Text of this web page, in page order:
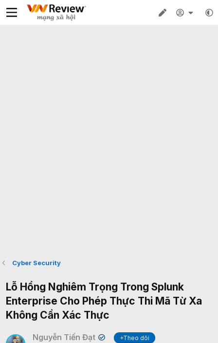
Cyber Security
Lỗ Hổng Nghiêm Trọng Trong Splunk
Enterprise Cho Phép Thực Thi Mã Từ Xa
Không Cần Xác Thực
Nguyễn Tiến Đạt ✔
+Theo dõi